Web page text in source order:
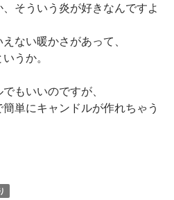
そういう炎が好きなんですよ
ない暖かさがあって、
うか。
もいいのですが、
単にキャンドルが作れちゃう
のランプ